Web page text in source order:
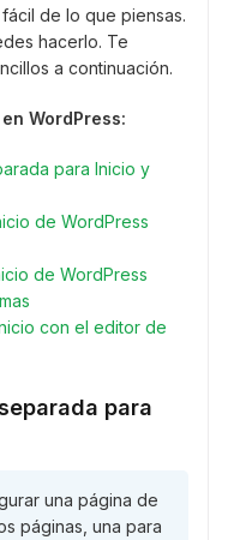
de lo que piensas.
hacerlo. Te
a continuación.
WordPress:
para Inicio y
de WordPress
de WordPress
con el editor de
para
una página de
páginas, una para